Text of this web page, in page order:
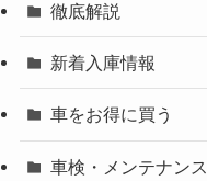
徹底解説
新着入庫情報
車をお得に買う
車検・メンテナンス